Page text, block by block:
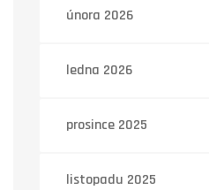
února 2026
ledna 2026
prosince 2025
listopadu 2025